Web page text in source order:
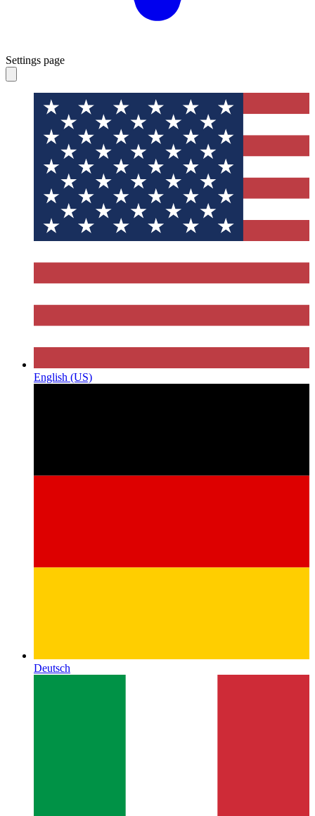
Settings page
English (US)
Deutsch